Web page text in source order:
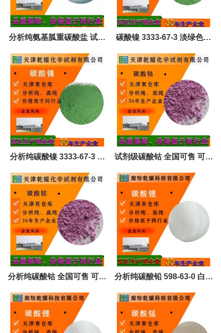
分析纯氨基胍重碳酸盐 试剂
大包装 可定制 全国可售
碳酸镍 3333-67-3 淡绿色结
晶
分析纯碳酸镍 3333-67-3 淡
绿色结晶
试剂级碳酸钴 全国可售 可定
制
分析纯碳酸钴 全国可售 可定
制
分析纯碳酸铅 598-63-0 白色
粉末 试剂大包装 全国可售